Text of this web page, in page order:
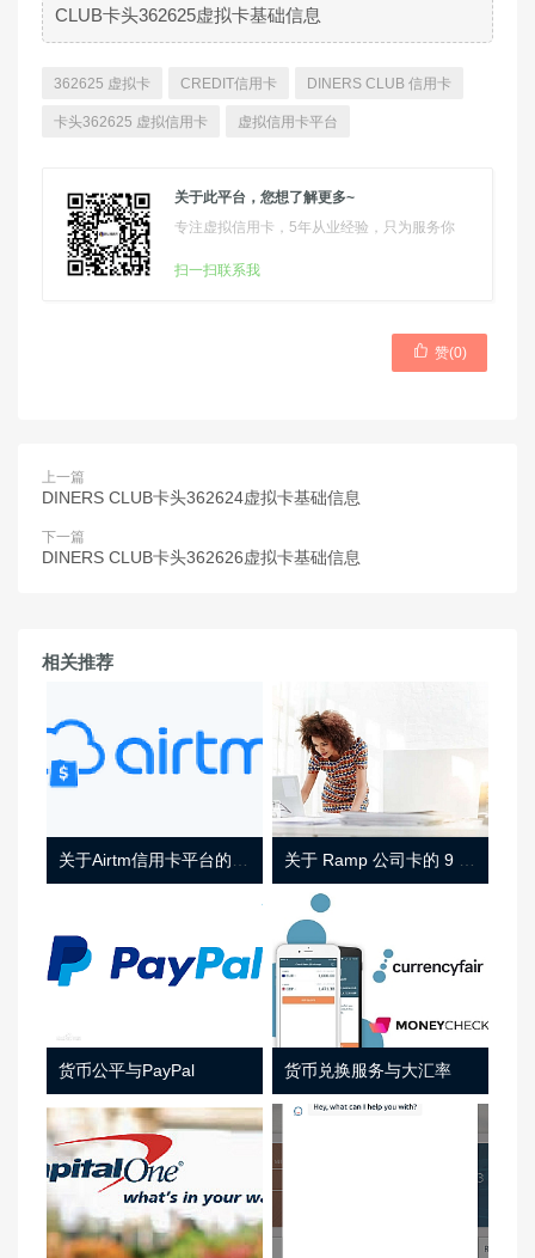
CLUB卡头362625虚拟卡基础信息
362625 虚拟卡 CREDIT信用卡 DINERS CLUB 信用卡
卡头362625 虚拟信用卡 虚拟信用卡平台
关于此平台，您想了解更多~
专注虚拟信用卡，5年从业经验，只为服务你
扫一扫联系我
 赞(0)
上一篇
DINERS CLUB卡头362624虚拟卡基础信息
下一篇
DINERS CLUB卡头362626虚拟卡基础信息
相关推荐
货币公平与PayPal 货币兑换服务与大汇率